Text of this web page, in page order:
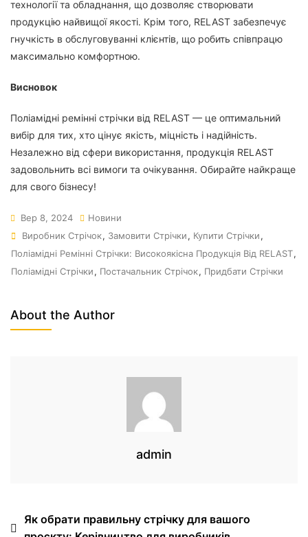
технології та обладнання, що дозволяє створювати
продукцію найвищої якості. Крім того, RELAST забезпечує
гнучкість в обслуговуванні клієнтів, що робить співпрацю
максимально комфортною.
Висновок
Поліамідні ремінні стрічки від RELAST — це оптимальний
вибір для тих, хто цінує якість, міцність і надійність.
Незалежно від сфери використання, продукція RELAST
задовольнить всі вимоги та очікування. Обирайте найкраще
для свого бізнесу!
Вер 8, 2024
Новини
Виробник Стрічок, Замовити Стрічки, Купити Стрічки,
Поліамідні Ремінні Стрічки: Високоякісна Продукція Від RELAST,
Поліамідні Стрічки, Постачальник Стрічок, Придбати Стрічки
About the Author
admin
Як обрати правильну стрічку для вашого